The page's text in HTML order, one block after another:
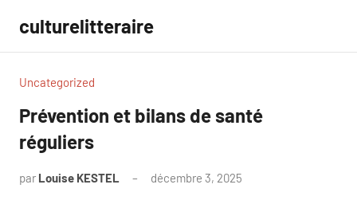
contenu
culturelitteraire
Uncategorized
Prévention et bilans de santé
réguliers
par Louise KESTEL décembre 3, 2025